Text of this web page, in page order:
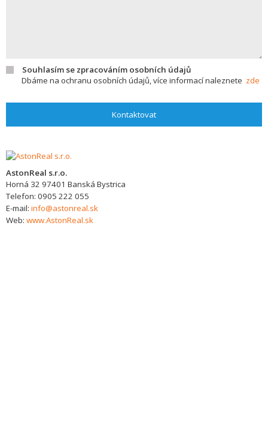
Souhlasím se zpracováním osobních údajů
Dbáme na ochranu osobních údajů, více informací naleznete zde
Kontaktovat
AstonReal s.r.o.
Horná 32 97401 Banská Bystrica
Telefon: 0905 222 055
E-mail: info@astonreal.sk
Web: www.AstonReal.sk